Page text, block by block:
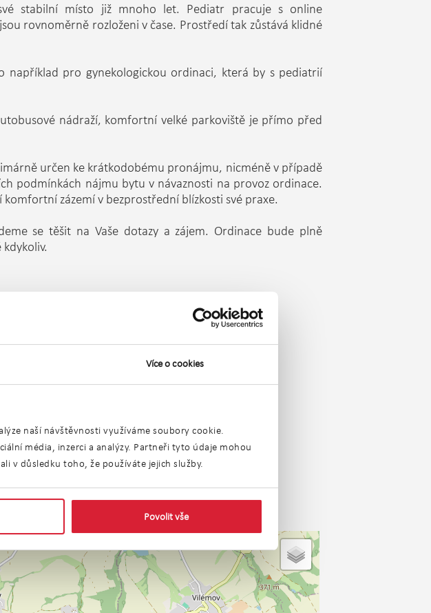
Více o cookies
naší návštěvnosti využíváme soubory cookie.
média, inzerci a analýzy. Partneři tyto údaje mohou
v důsledku toho, že používáte jejich služby.
Povolit vše
stabilní místo již mnoho let. Pediatr pracuje s online
rovnoměrně rozloženi v čase. Prostředí tak zůstává klidné
pro gynekologickou ordinaci, která by s pediatrií
nádraží, komfortní velké parkoviště je přímo před
určen ke krátkodobému pronájmu, nicméně v případě
podmínkách nájmu bytu v návaznosti na provoz ordinace.
zázemí v bezprostřední blízkosti své praxe.
se těšit na Vaše dotazy a zájem. Ordinace bude plně
elektřinu, vytápění, úklid, voda, odpady.